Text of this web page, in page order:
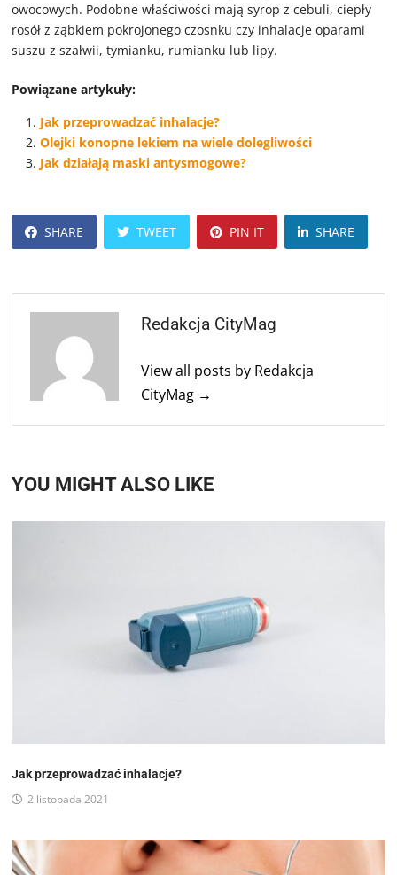
owocowych. Podobne właściwości mają syrop z cebuli, ciepły
rosół z ząbkiem pokrojonego czosnku czy inhalacje oparami
suszu z szałwii, tymianku, rumianku lub lipy.
Powiązane artykuły:
Jak przeprowadzać inhalacje?
Olejki konopne lekiem na wiele dolegliwości
Jak działają maski antysmogowe?
SHARE TWEET PIN IT SHARE
Redakcja CityMag
View all posts by Redakcja
CityMag →
YOU MIGHT ALSO LIKE
Jak przeprowadzać inhalacje?
2 listopada 2021